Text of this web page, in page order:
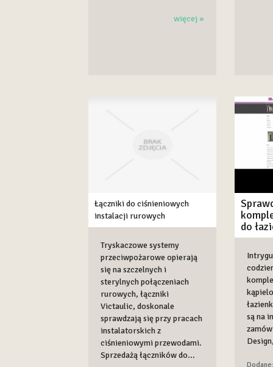
więcej »
Łączniki do ciśnieniowych
instalacji rurowych
Tryskaczowe systemy
przeciwpożarowe opierają
się na szczelnych i
sterylnych połączeniach
rurowych, łączniki
Victaulic, doskonale
sprawdzają się przy pracach
instalatorskich z
ciśnieniowymi przewodami.
Sprzedażą łączników do...
do
są na